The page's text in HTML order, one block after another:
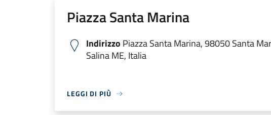
Piazza Santa Marina
Indirizzo Piazza Santa Marina, 98050 Santa
Salina ME, Italia
LEGGI DI PIÙ